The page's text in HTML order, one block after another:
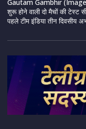
Gautam Gambhir
शुरू होने वाली दो मैचों की टेस्ट
पहले टीम इंडिया तीन दिवसीय